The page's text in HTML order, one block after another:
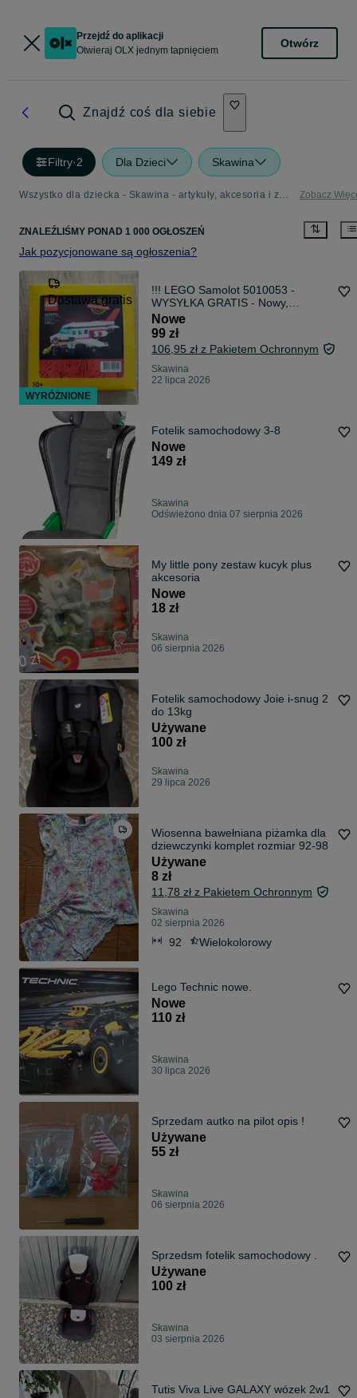
Przejdź do aplikacji
Otwieraj OLX jednym tapnięciem
Otwórz
Znajdź coś dla siebie
Filtry·2 Dla Dzieci Skawina
Wszystko dla dziecka - Skawina - artykuły, akcesoria i zabawki dla dzieci w Twojej okolicy Zobacz
ZNALEŹLIŚMY PONAD 1 000 OGŁOSZEŃ
Jak pozycjonowane są ogłoszenia?
Dostawa gratis
!!! LEGO Samolot 5010053 -
WYSYŁKA GRATIS - Nowy,
Oryginalny !!!
Nowe
99 zł
106,95 zł z Pakietem Ochronnym
Skawina
22 lipca 2026
Fotelik samochodowy 3-8
Nowe
149 zł
Skawina
Odświeżono dnia 07 sierpnia 2026
My little pony zestaw kucyk plus
akcesoria
Nowe
18 zł
Skawina
06 sierpnia 2026
Fotelik samochodowy Joie i-snug 2
do 13kg
Używane
100 zł
Skawina
29 lipca 2026
Wiosenna bawełniana piżamka dla
dziewczynki komplet rozmiar 92-98
Używane
8 zł
11,78 zł z Pakietem Ochronnym
Skawina
02 sierpnia 2026
92 Wielokolorowy
Lego Technic nowe.
Nowe
110 zł
Skawina
30 lipca 2026
Sprzedam autko na pilot opis !
Używane
55 zł
Skawina
06 sierpnia 2026
Sprzedsm fotelik samochodowy .
Używane
100 zł
Skawina
03 sierpnia 2026
Tutis Viva Live GALAXY wózek 2w1
WYRÓŻNIONE